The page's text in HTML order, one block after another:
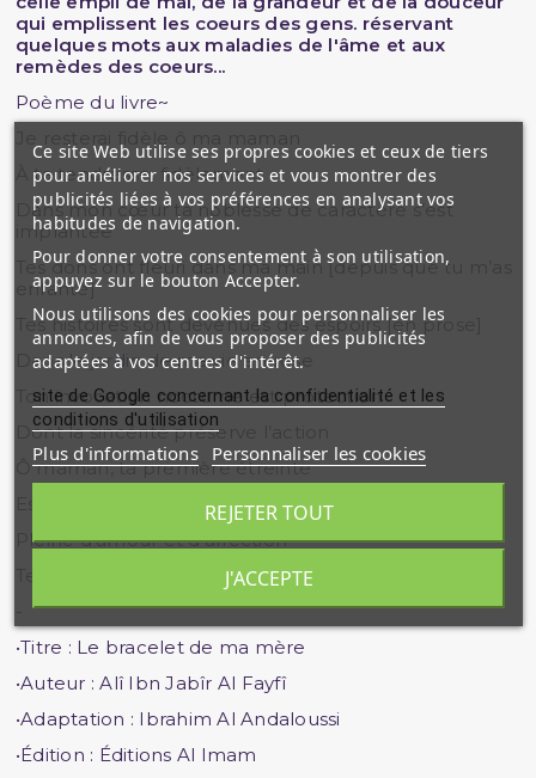
qui emplissent les coeurs des gens. réservant
quelques mots aux maladies de l'âme et aux
remèdes des coeurs...
Poème du livre~
À ta tendresse, fidèlement
Dans mon cœur ta noblesse de caractère s’est
implantée
Tes dons ont fleuri dans ma main [depuis que tu m’as
enfanté]
Tes histoires sont devenues des espoirs [en prose]
Dans le jardin de ma vie en rose
Ton invocation nocturne est protection
Dont la sincérité préserve l’action
Ô maman, ta première étreinte
Est une étreinte jamais éteinte
Pleine d’amour et d’affection
Tel le paradis me permet d’être fort [en réaction]
•Titre : Le bracelet de ma mère
•Auteur : Alî Ibn Jabîr Al Fayfî
•Adaptation : Ibrahim Al Andaloussi
•Édition : Éditions Al Imam
Ce site Web utilise ses propres cookies et ceux de tiers
pour améliorer nos services et vous montrer des
publicités liées à vos préférences en analysant vos
habitudes de navigation.
Pour donner votre consentement à son utilisation,
appuyez sur le bouton Accepter.
Nous utilisons des cookies pour personnaliser les
annonces, afin de vous proposer des publicités
adaptées à vos centres d'intérêt.
site de Google concernant la confidentialité et les
conditions d'utilisation
Plus d'informations Personnaliser les cookies
REJETER TOUT
J'ACCEPTE